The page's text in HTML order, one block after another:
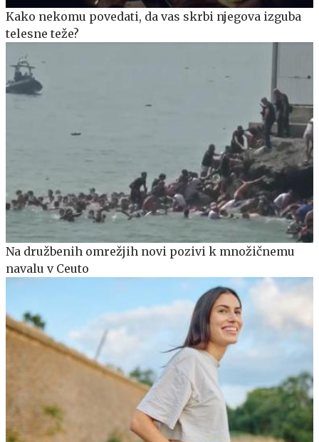
Kako nekomu povedati, da vas skrbi njegova izguba
telesne teže?
Na družbenih omrežjih novi pozivi k množičnemu
navalu v Ceuto